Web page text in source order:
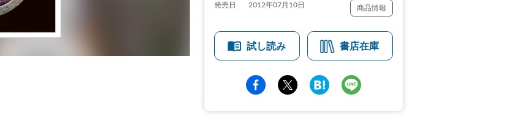
発売日 2012年07月10日 商品情報
試し読み 書店在庫